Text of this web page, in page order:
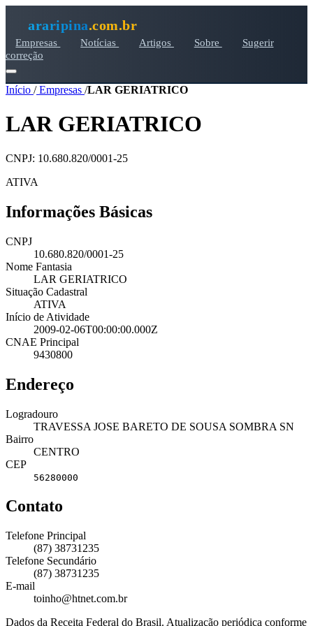
araripina.com.br
Empresas Notícias Artigos Sobre
Sugerir
correção
Início /Empresas /LAR GERIATRICO
LAR GERIATRICO
CNPJ: 10.680.820/0001-25
ATIVA
Informações Básicas
CNPJ
10.680.820/0001-25
Nome Fantasia
LAR GERIATRICO
Situação Cadastral
ATIVA
Início de Atividade
2009-02-06T00:00:00.000Z
CNAE Principal
9430800
Endereço
Logradouro
TRAVESSA JOSE BARETO DE SOUSA SOMBRA SN
Bairro
CENTRO
CEP
56280000
Contato
Telefone Principal
(87) 38731235
Telefone Secundário
(87) 38731235
E-mail
toinho@htnet.com.br
Dados da Receita Federal do Brasil. Atualização periódica conforme